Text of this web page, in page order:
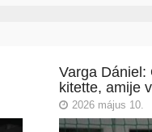
Varga Dániel:
kitette, amije
2026 május 10.